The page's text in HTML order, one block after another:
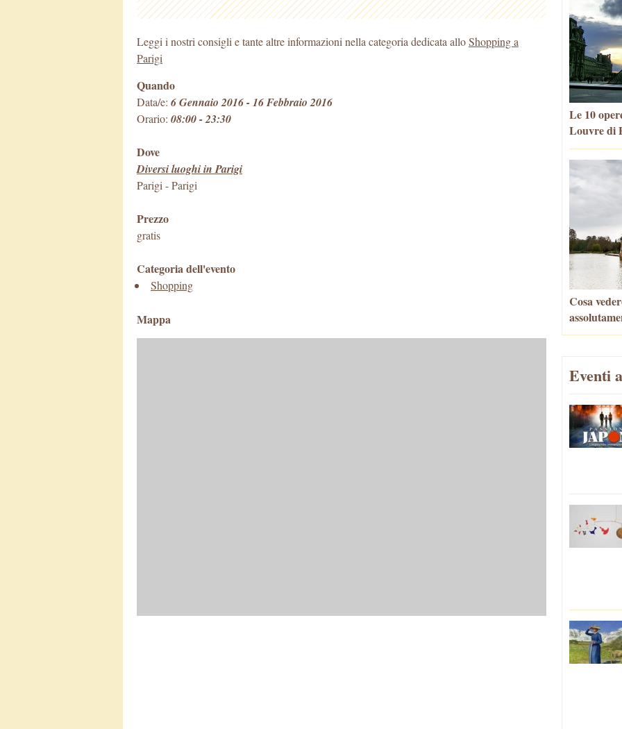
Leggi i nostri consigli e tante altre informazioni nella categoria dedicata alloShopping a
Parigi
Quando
Data/e: 6 Gennaio 2016 - 16 Febbraio 2016
Orario: 08:00 - 23:30
Dove
Diversi luoghi in Parigi
Parigi -Parigi
Prezzo
gratis
Categoria dell'evento
Shopping
Mappa
Le 10
Louvre di
Cosa
Eventi